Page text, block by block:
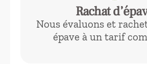
Rachat
Nous évaluons et
épave à un tarif